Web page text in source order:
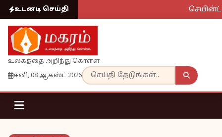
உடனடி செய்தி செயின்ட்
உலகத்தை அறிந்து கொள்ள
சனி, 08 ஆகஸ்ட் 2026